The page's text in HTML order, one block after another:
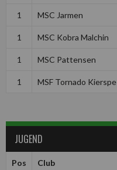
1 MSC Jarmen
1 MSC Kobra Malchin
1 MSC Pattensen
1 MSF Tornado Kierspe
JUGEND
Pos Club